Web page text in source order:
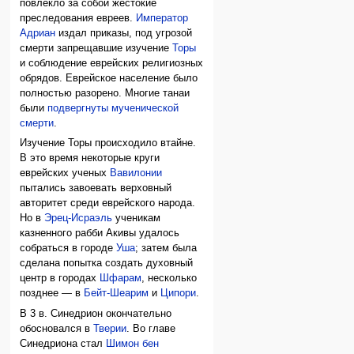
повлекло за собой жестокие
преследования евреев. Император
Адриан издал приказы, под угрозой
смерти запрещавшие изучение
Торы
и соблюдение еврейских религиозных
обрядов. Еврейское население было
полностью разорено. Многие танаи
былиподвергнуты мученической
смерти.
Изучение Торы происходило втайне.
В это время некоторые круги
еврейских ученых Вавилонии
пытались завоевать верховный
авторитет среди еврейского народа.
Но в Эрец-Исраэль ученикам
казненного рабби Акивы удалось
собраться в городеУша; затем была
сделана попытка создать духовный
центр в городах Шфарам, несколько
позднее — в Бейт-Шеарим и Ципори.
В 3 в. Синедрион окончательно
обосновался вТверии . Во главе
Синедриона стал
Шимон бен